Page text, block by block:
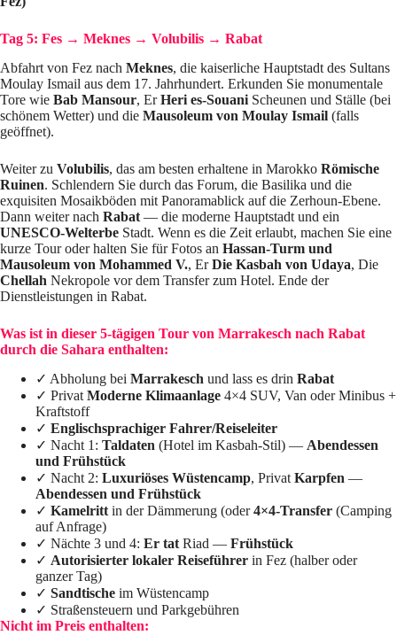
Tag 5: Fes → Meknes → Volubilis → Rabat
Abfahrt von Fez nach Meknes, die kaiserliche Hauptstadt des Sultans
Moulay Ismail aus dem 17. Jahrhundert. Erkunden Sie monumentale
Tore wie Bab Mansour, ErHeri es-Souani Scheunen und Ställe (bei
schönem Wetter) und die Mausoleum von Moulay Ismail (falls
geöffnet).
Weiter zu Volubilis, das am besten erhaltene in Marokko Römische
Ruinen. Schlendern Sie durch das Forum, die Basilika und die
exquisiten Mosaikböden mit Panoramablick auf die Zerhoun-Ebene.
Dann weiter nach Rabat — die moderne Hauptstadt und ein
UNESCO-Welterbe Stadt. Wenn es die Zeit erlaubt, machen Sie eine
kurze Tour oder halten Sie für Fotos an Hassan-Turm und
Mausoleum von Mohammed V., ErDie Kasbah von Udaya, Die
Chellah Nekropole vor dem Transfer zum Hotel. Ende der
Dienstleistungen in Rabat.
Was ist in dieser 5-tägigen Tour von Marrakesch nach Rabat
durch die Sahara enthalten:
✓ Abholung bei Marrakesch und lass es drin Rabat
✓ Privat Moderne Klimaanlage 4×4 SUV, Van oder Minibus +
Kraftstoff
✓ Englischsprachiger Fahrer/Reiseleiter
✓ Nacht 1: Taldaten (Hotel im Kasbah-Stil) — Abendessen
und Frühstück
✓ Nacht 2: Luxuriöses Wüstencamp, Privat Karpfen —
Abendessen und Frühstück
✓ Kamelritt in der Dämmerung (oder4×4-Transfer (Camping
auf Anfrage)
✓ Nächte 3 und 4: Er tat Riad — Frühstück
✓ Autorisierter lokaler Reiseführer in Fez (halber oder
ganzer Tag)
✓ Sandtische im Wüstencamp
✓ Straßensteuern und Parkgebühren
Nicht im Preis enthalten: